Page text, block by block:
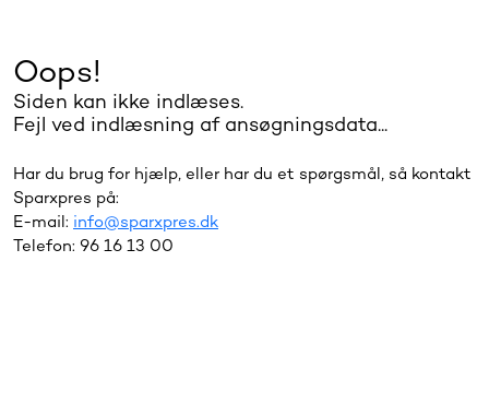
Oops!
Siden kan ikke indlæses.
Fejl ved indlæsning af ansøgningsdata...
Har du brug for hjælp, eller har du et spørgsmål, så kontakt
Sparxpres på:
E-mail: info@sparxpres.dk
Telefon: 96 16 13 00